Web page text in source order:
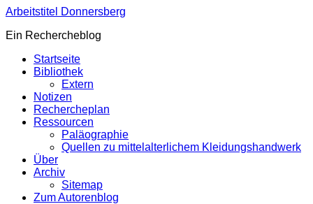
Zum
springen
Arbeitstitel Donnersberg
Ein Rechercheblog
Startseite
Bibliothek
Extern
Notizen
Rechercheplan
Ressourcen
Paläographie
Quellen zu mittelalterlichem Kleidungshandwerk
Über
Archiv
Sitemap
Zum Autorenblog